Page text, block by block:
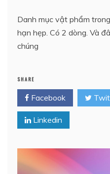
Danh mục vật phẩm
hạn hẹp. Có 2 dòng. Và
chúng
SHARE
Facebook
Linkedin